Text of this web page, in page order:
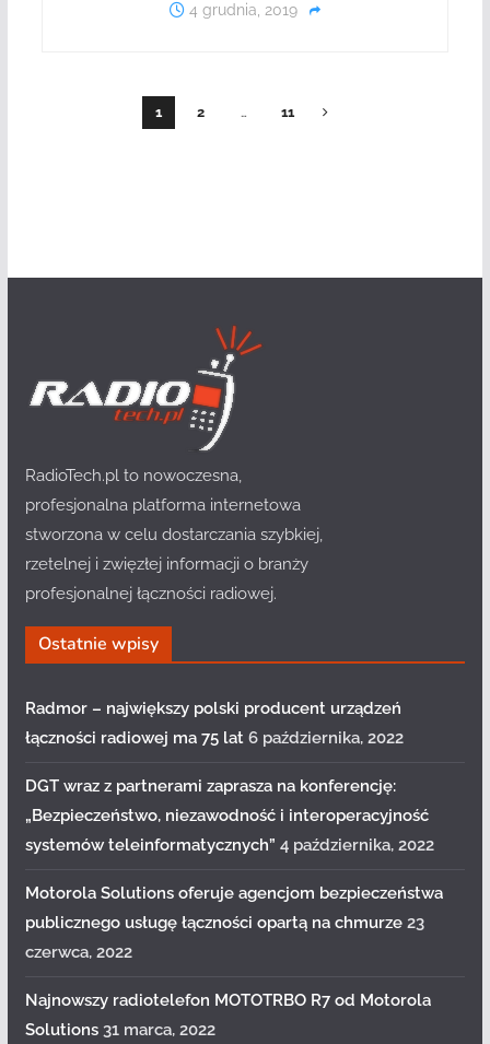
4 grudnia, 2019
1 2 … 11
RadioTech.pl to nowoczesna,
profesjonalna platforma internetowa
stworzona w celu dostarczania szybkiej,
rzetelnej i zwięzłej informacji o branży
profesjonalnej łączności radiowej.
Ostatnie wpisy
Radmor – największy polski producent urządzeń
łączności radiowej ma 75 lat 6 października, 2022
DGT wraz z partnerami zaprasza na konferencję:
„Bezpieczeństwo, niezawodność i interoperacyjność
systemów teleinformatycznych” 4 października, 2022
Motorola Solutions oferuje agencjom bezpieczeństwa
publicznego usługę łączności opartą na chmurze 23
czerwca, 2022
Najnowszy radiotelefon MOTOTRBO R7 od Motorola
Solutions 31 marca, 2022